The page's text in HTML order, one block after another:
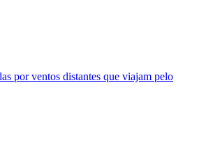
por ventos distantes que viajam pelo